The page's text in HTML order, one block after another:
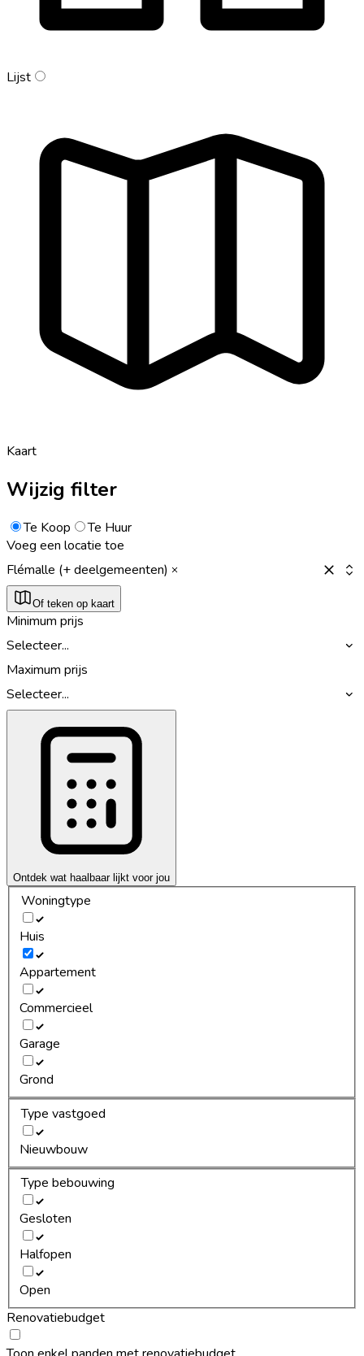
Lijst
Kaart
Wijzig filter
Te Koop
Te Huur
Voeg een locatie toe
Flémalle (+ deelgemeenten)
Of teken op kaart
Minimum prijs
Selecteer...
Maximum prijs
Selecteer...
Ontdek wat haalbaar lijkt voor jou
Woningtype
Huis
Appartement
Commercieel
Garage
Grond
Type vastgoed
Nieuwbouw
Type bebouwing
Gesloten
Halfopen
Open
Renovatiebudget